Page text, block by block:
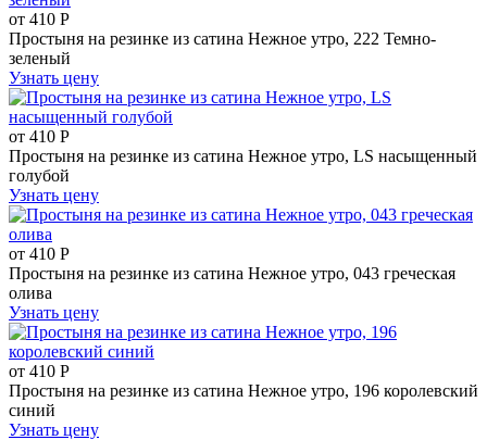
от 410 Р
Простыня на резинке из сатина Нежное утро, 222 Темно-
зеленый
Узнать цену
от 410 Р
Простыня на резинке из сатина Нежное утро, LS насыщенный
голубой
Узнать цену
от 410 Р
Простыня на резинке из сатина Нежное утро, 043 греческая
олива
Узнать цену
от 410 Р
Простыня на резинке из сатина Нежное утро, 196 королевский
синий
Узнать цену